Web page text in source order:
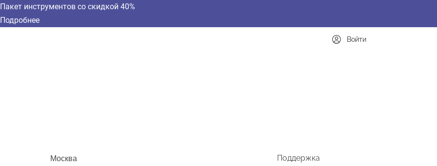
Пакет инструментов со скидкой 40%
Подробнее
Москва Поддержка
Войти